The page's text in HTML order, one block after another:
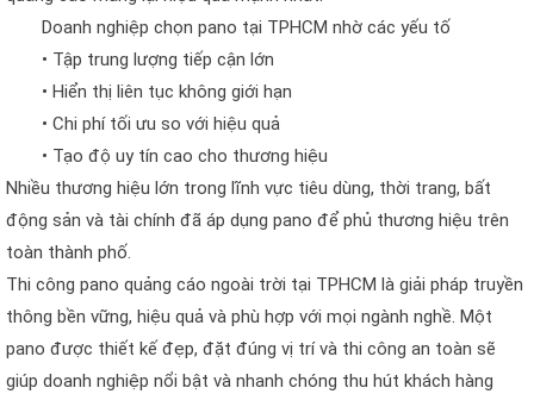
Doanh nghiệp chọn pano tại TPHCM nhờ các yếu tố
• Tập trung lượng tiếp cận lớn
• Hiển thị liên tục không giới hạn
• Chi phí tối ưu so với hiệu quả
• Tạo độ uy tín cao cho thương hiệu
Nhiều thương hiệu lớn trong lĩnh vực tiêu dùng, thời trang, bất
động sản và tài chính đã áp dụng pano để phủ thương hiệu trên
toàn thành phố.
Thi công pano quảng cáo ngoài trời tại TPHCM là giải pháp truyền
thông bền vững, hiệu quả và phù hợp với mọi ngành nghề. Một
pano được thiết kế đẹp, đặt đúng vị trí và thi công an toàn sẽ
giúp doanh nghiệp nổi bật và nhanh chóng thu hút khách hàng